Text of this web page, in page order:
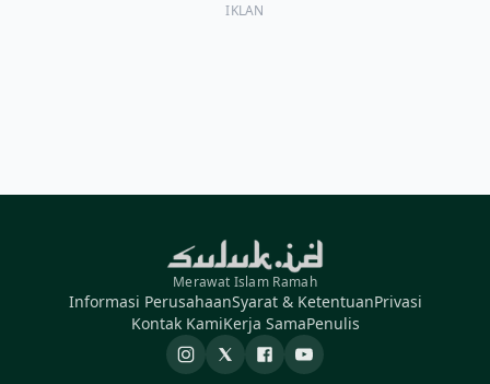
IKLAN
Merawat Islam Ramah
Informasi PerusahaanSyarat & KetentuanPrivasi
Kontak KamiKerja SamaPenulis
Instagram
X FacebookYouTube